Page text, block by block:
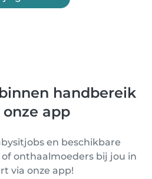
handbereik
app
en beschikbare
onthaalmoeders bij jou in
via onze app!